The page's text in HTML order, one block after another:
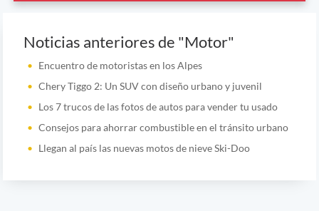
Noticias anteriores de "Motor"
Encuentro de motoristas en los Alpes
Chery Tiggo 2: Un SUV con diseño urbano y juvenil
Los 7 trucos de las fotos de autos para vender tu usado
Consejos para ahorrar combustible en el tránsito urbano
Llegan al país las nuevas motos de nieve Ski-Doo